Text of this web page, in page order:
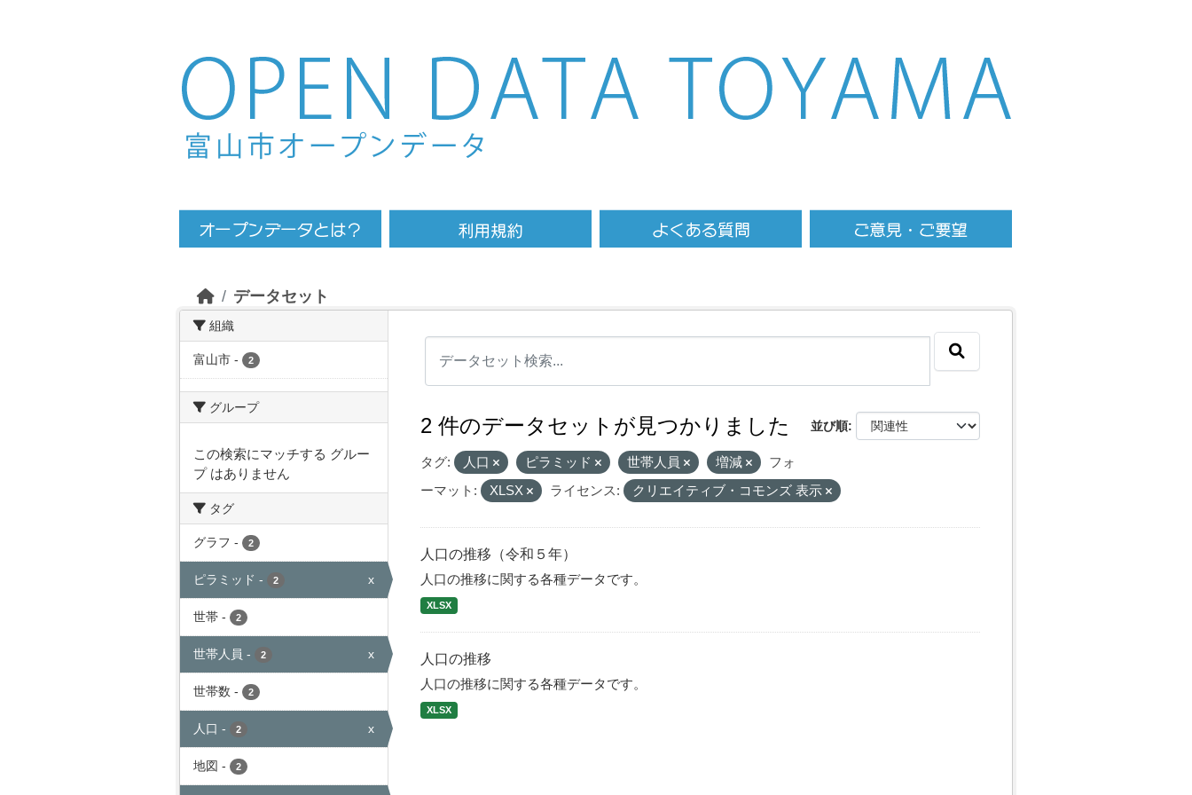
Skip to main content
データセット
組織
富山市 - 2
グループ
この検索にマッチする グルー
プ はありません
タグ
グラフ - 2
ピラミッド - 2 x
世帯 - 2
世帯人員 - 2 x
世帯数 - 2
人口 - 2 x
地図 - 2
並び順
2 件のデータセットが見つかりました
タグ: 人口 ピラミッド 世帯人員 増減
フォ
ーマット:
XLSX ライセンス: クリエイティブ・コモンズ 表示
人口の推移（令和５年）
人口の推移に関する各種データです。
XLSX
人口の推移
人口の推移に関する各種データです。
XLSX